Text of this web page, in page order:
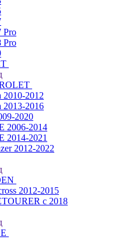
Pro
Pro
2010-2012
2013-2016
2020
2006-2014
2014-2021
2012-2022
2012-2015
с 2018